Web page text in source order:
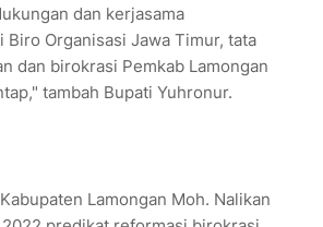
dan kerjasama
Biro Organisasi Jawa Timur, tata
dan birokrasi Pemkab Lamongan
tambah Bupati Yuhronur.
Lamongan Moh. Nalikan